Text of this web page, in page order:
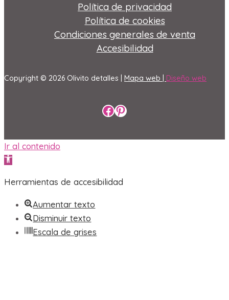
Política de privacidad
Política de cookies
Condiciones generales de venta
Accesibilidad
Copyright © 2026 Olivito detalles | Mapa web | Diseño web
Perfil de Facebook
Perfil de Pinterest
Ir al contenido
Abrir barra de herramientas
Herramientas de accesibilidad
Aumentar texto
Disminuir texto
Escala de grises